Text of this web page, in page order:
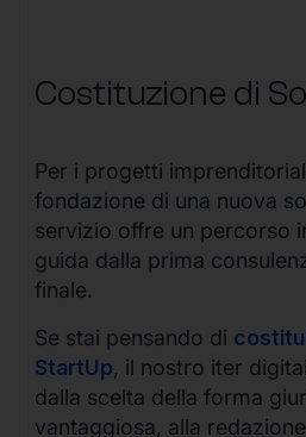
Costituzione di
Per i progetti
fondazione di una nuova
servizio offre un percorso
guida dalla prima
finale.
Se stai pensando di
StartUp, il nostro iter
dalla scelta della forma
vantaggiosa, alla